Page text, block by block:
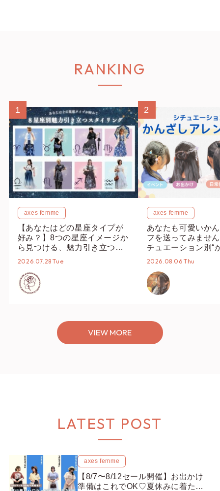
RANKING
1
axes femme
【あなたはどの星座タイプが
好み？】8つの星座イメージか
ら見つける、魅力引き立つス
タイリング♡
2026.07.28 Tue
2
axes femme
あなたも可愛いか
フを送ってみませ
チュエーション別“
オススメ【ショッ
2026.08.06 Thu
VIEW MORE
LATEST POST
axes femme
【8/7〜8/12セール開催】お出かけ
準備はこれでOK♡夏休みに着たい